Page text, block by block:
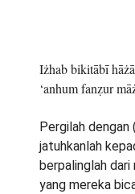
Iżhab bikitābī
‘anhum fanẓur
Pergilah dengan
jatuhkanlah
berpalinglah dari
yang mereka